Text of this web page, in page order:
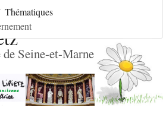
menu |Aller au menu
Seine-et-Marne
Thématiques